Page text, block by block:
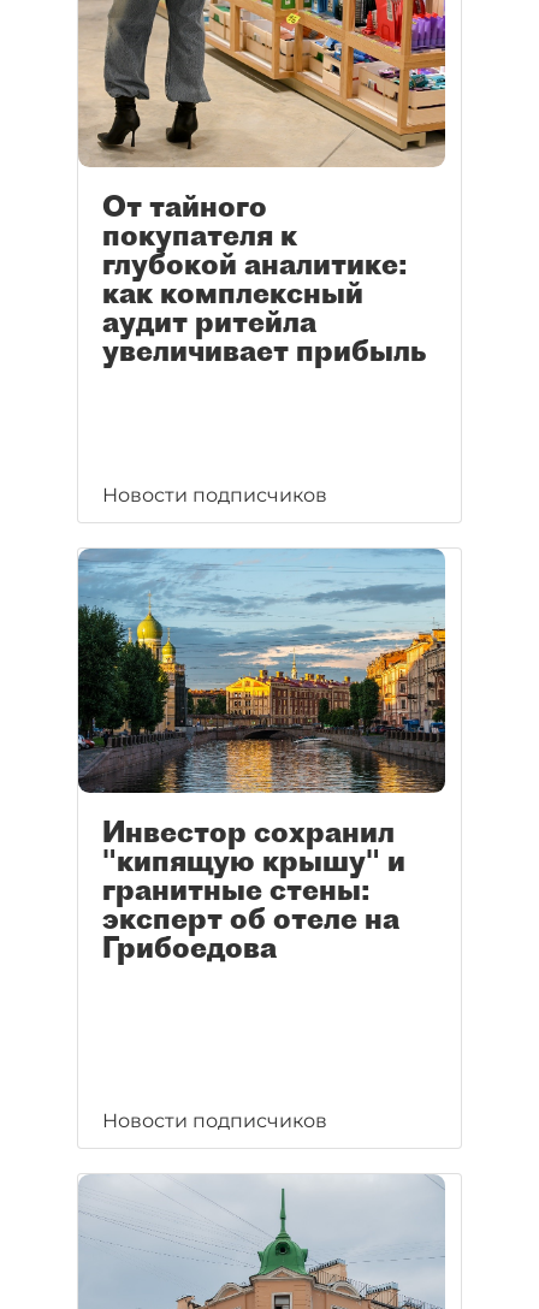
От тайного
покупателя к
глубокой аналитике:
как комплексный
аудит ритейла
увеличивает прибыль
Новости подписчиков
Инвестор сохранил
"кипящую крышу" и
гранитные стены:
эксперт об отеле на
Грибоедова
Новости подписчиков